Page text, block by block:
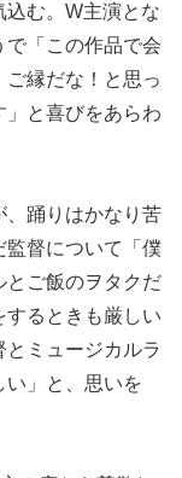
込む。W主演とな
で「この作品で会
縁だな！と思っ
」と喜びをあらわ
、踊りはかなり苦
監督について「僕
とご飯のヲタクだ
するときも厳しい
ミュージカルラ
い」と、思いを